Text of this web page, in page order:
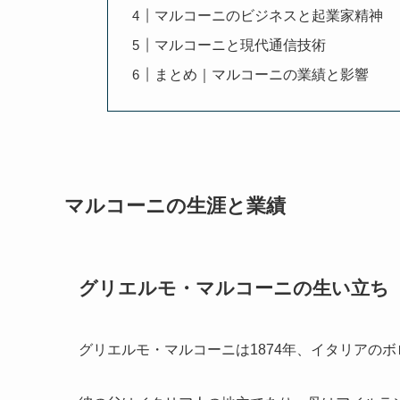
マルコーニのビジネスと起業家精神
マルコーニと現代通信技術
まとめ｜マルコーニの業績と影響
マルコーニの生涯と業績
グリエルモ・マルコーニの生い立ち
グリエルモ・マルコーニは1874年、イタリアのボ